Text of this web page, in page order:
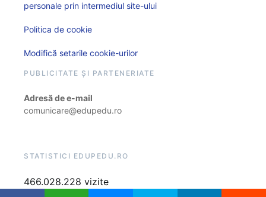
personale prin intermediul site-ului
Politica de cookie
Modifică setarile cookie-urilor
PUBLICITATE ȘI PARTENERIATE
Adresă de e-mail
comunicare@edupedu.ro
STATISTICI EDUPEDU.RO
466.028.228 vizite